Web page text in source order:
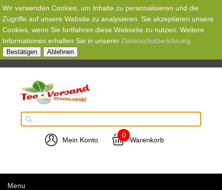
Wir verwenden Cookies, um Inhalte zu personalisieren und die
Zugriffe auf unsere Website zu analysieren. Sie akzeptieren unsere
Cookies, wenn Sie fortfahren diese Webseite zu nutzen. Weitere
Informationen erhalten Sie in unserer Datenschutzerklärung
Bestätigen Ablehnen
Mein Konto
0
Warenkorb
Menu